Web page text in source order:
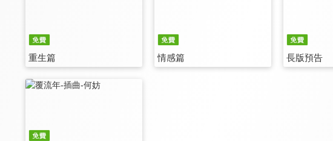
重生篇 情感篇 長版預告